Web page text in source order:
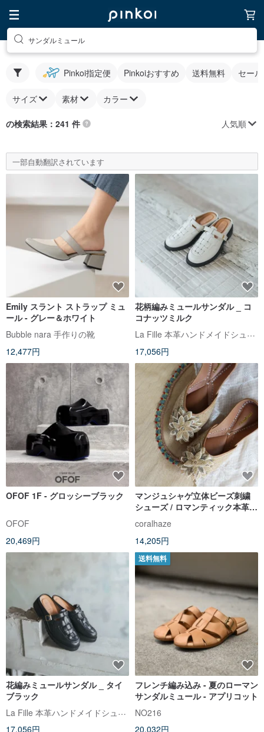
サンダルミュール
Pinkoi指定便 Pinkoiおすすめ 送料無料 セー
サイズ 素材 カラー
の検索結果：241 件 人気順
一部自動翻訳されています
Emily スラント ストラップ ミュ
ール - グレー＆ホワイト
Bubble nara 手作りの靴
12,477円
花柄編みミュールサンダル _ コ
コナッツミルク
La Fille 本革ハンドメイドシューズ
17,056円
OFOF 1F - グロッシーブラック
OFOF
20,469円
マンジュシャゲ立体ビーズ刺繍
シューズ / ロマンティック本革シ
ューズ / インド手仕事パキスタン
スタイル
coralhaze
14,205円
花編みミュールサンダル _ タイ
ブラック
La Fille 本革ハンドメイドシューズ
17,056円
送料無料
フレンチ編み込み - 夏のローマン
サンダルミュール - アプリコット
NO216
20,032円